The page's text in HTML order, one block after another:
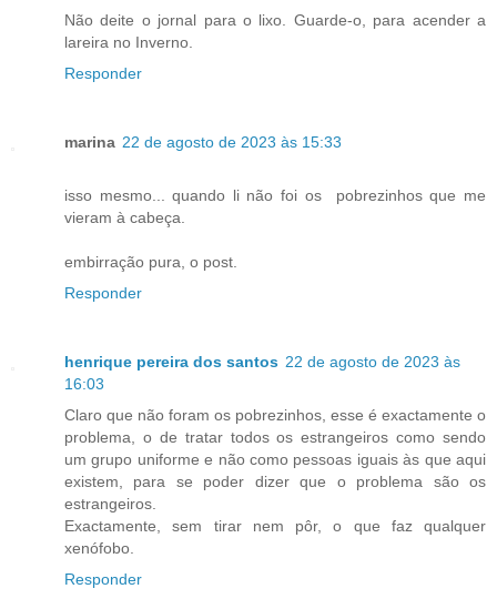
Não deite o jornal para o lixo. Guarde-o, para acender a
lareira no Inverno.
Responder
marina 22 de agosto de 2023 às 15:33
isso mesmo... quando li não foi os pobrezinhos que me
vieram à cabeça.
embirração pura, o post.
Responder
henrique pereira dos santos 22 de agosto de 2023 às
16:03
Claro que não foram os pobrezinhos, esse é exactamente o
problema, o de tratar todos os estrangeiros como sendo
um grupo uniforme e não como pessoas iguais às que aqui
existem, para se poder dizer que o problema são os
estrangeiros.
Exactamente, sem tirar nem pôr, o que faz qualquer
xenófobo.
Responder